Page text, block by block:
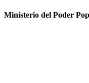
Ministerio del Poder